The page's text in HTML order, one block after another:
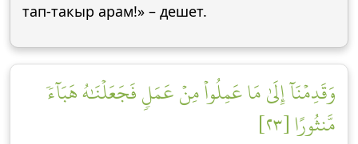
тап-такыр арам!» – дешет.
وَقَدِمۡنَآ إِلَىٰ مَا عَمِلُواْ مِنۡ عَمَلٖ فَجَعَلۡنَٰهُ هَبَآءٗ
مَّنثُورًا [٢٣]